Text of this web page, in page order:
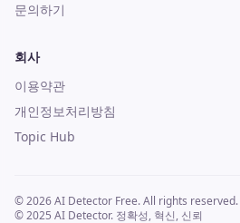
문의하기
회사
이용약관
개인정보처리방침
Topic Hub
© 2026 AI Detector Free. All rights reserved.
© 2025 AI Detector. 정확성, 혁신, 신뢰